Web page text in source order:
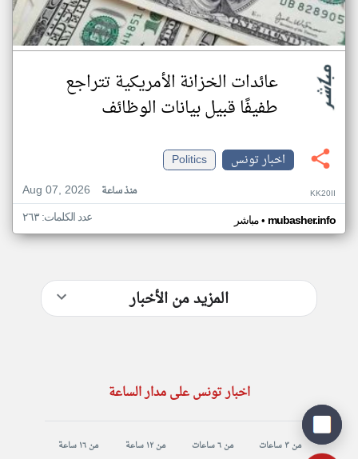
عائدات الخزانة الأمريكية تتراجع
طفيفًا قبيل بيانات الوظائف
اخبار تونس
Politics
Aug 07, 2026
منذ ساعة KK20II
مباشر• mubasher.info عدد الكلمات: ٢٦٣
المزيد من الأخبار
اخبار تونس على مدار الساعة
من ٣ ساعات من ٦ ساعات من ١٢ ساعة من ١٦ ساعة